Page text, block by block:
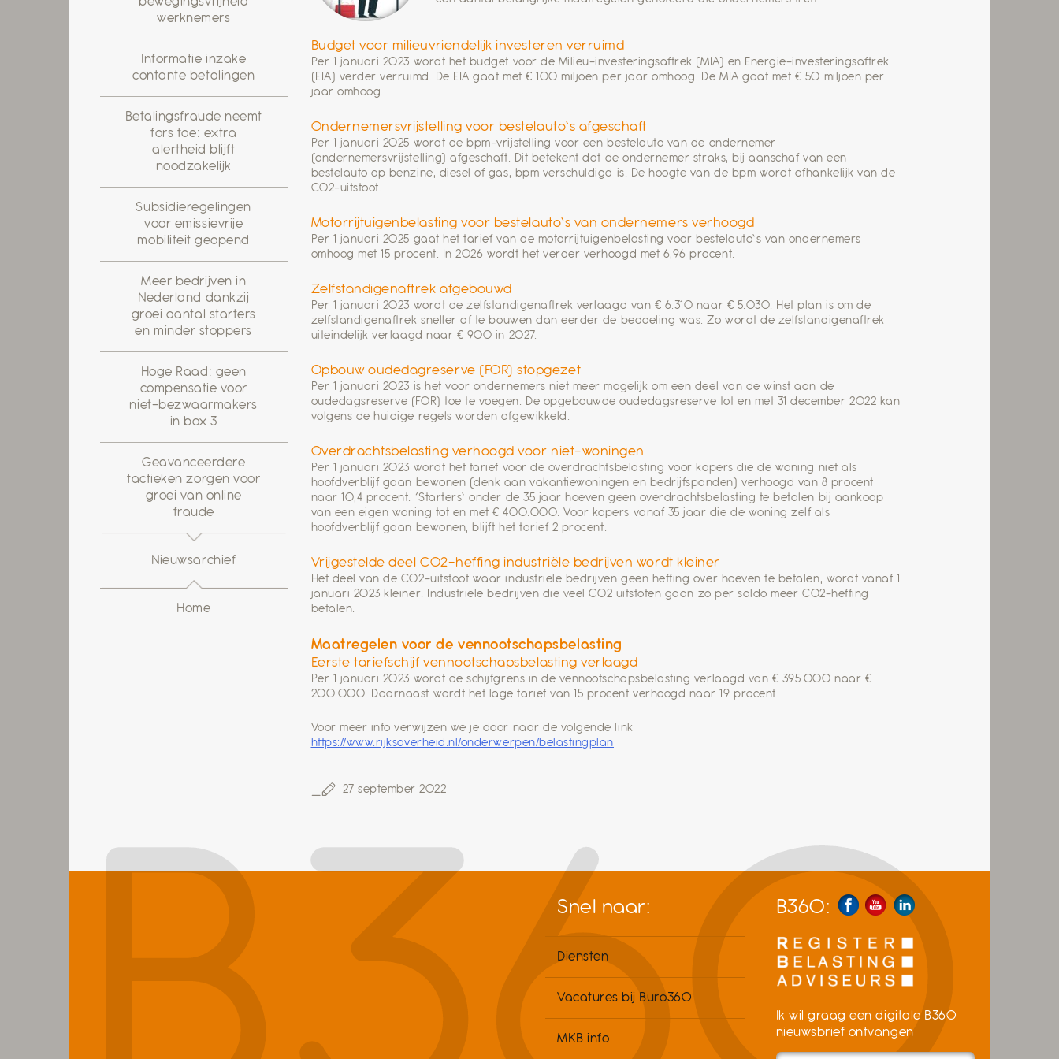
Budget voor milieuvriendelijk investeren verruimd
Per 1 januari 2023 wordt het budget voor de Milieu-investeringsaftrek (MIA) en Energie-investeringsaftrek
(EIA) verder verruimd. De EIA gaat met € 100 miljoen per jaar omhoog. De MIA gaat met € 50 miljoen per
jaar omhoog.
Ondernemersvrijstelling voor bestelauto’s afgeschaft
Per 1 januari 2025 wordt de bpm-vrijstelling voor een bestelauto van de ondernemer
(ondernemersvrijstelling) afgeschaft. Dit betekent dat de ondernemer straks, bij aanschaf van een
bestelauto op benzine, diesel of gas, bpm verschuldigd is. De hoogte van de bpm wordt afhankelijk van de
CO2-uitstoot.
Motorrijtuigenbelasting voor bestelauto’s van ondernemers verhoogd
Per 1 januari 2025 gaat het tarief van de motorrijtuigenbelasting voor bestelauto’s van ondernemers
omhoog met 15 procent. In 2026 wordt het verder verhoogd met 6,96 procent.
Zelfstandigenaftrek afgebouwd
Per 1 januari 2023 wordt de zelfstandigenaftrek verlaagd van € 6.310 naar € 5.030. Het plan is om de
zelfstandigenaftrek sneller af te bouwen dan eerder de bedoeling was. Zo wordt de zelfstandigenaftrek
uiteindelijk verlaagd naar € 900 in 2027.
Opbouw oudedagreserve (FOR) stopgezet
Per 1 januari 2023 is het voor ondernemers niet meer mogelijk om een deel van de winst aan de
oudedagsreserve (FOR) toe te voegen. De opgebouwde oudedagsreserve tot en met 31 december 2022 kan
volgens de huidige regels worden afgewikkeld.
Overdrachtsbelasting verhoogd voor niet-woningen
Per 1 januari 2023 wordt het tarief voor de overdrachtsbelasting voor kopers die de woning niet als
hoofdverblijf gaan bewonen (denk aan vakantiewoningen en bedrijfspanden) verhoogd van 8 procent
naar 10,4 procent. ‘Starters’ onder de 35 jaar hoeven geen overdrachtsbelasting te betalen bij aankoop
van een eigen woning tot en met € 400.000. Voor kopers vanaf 35 jaar die de woning zelf als
hoofdverblijf gaan bewonen, blijft het tarief 2 procent.
Vrijgestelde deel CO2-heffing industriële bedrijven wordt kleiner
Het deel van de CO2-uitstoot waar industriële bedrijven geen heffing over hoeven te betalen, wordt vanaf 1
januari 2023 kleiner. Industriële bedrijven die veel CO2 uitstoten gaan zo per saldo meer CO2-heffing
betalen.
Maatregelen voor de vennootschapsbelasting
Eerste tariefschijf vennootschapsbelasting verlaagd
Per 1 januari 2023 wordt de schijfgrens in de vennootschapsbelasting verlaagd van € 395.000 naar €
200.000. Daarnaast wordt het lage tarief van 15 procent verhoogd naar 19 procent.
Voor meer info verwijzen we je door naar de volgende link
https://www.rijksoverheid.nl/onderwerpen/belastingplan
27 september 2022
werknemers
Informatie inzake
contante betalingen
Betalingsfraude neemt
fors toe: extra
alertheid blijft
noodzakelijk
Subsidieregelingen
voor emissievrije
mobiliteit geopend
Meer bedrijven in
Nederland dankzij
groei aantal starters
en minder stoppers
Hoge Raad: geen
compensatie voor
niet-bezwaarmakers
in box 3
Geavanceerdere
tactieken zorgen voor
groei van online
fraude
Nieuwsarchief
Home
Snel naar:
Diensten
Vacatures bij Buro360
MKB info
B360:
Ik wil graag een digitale B360
nieuwsbrief ontvangen